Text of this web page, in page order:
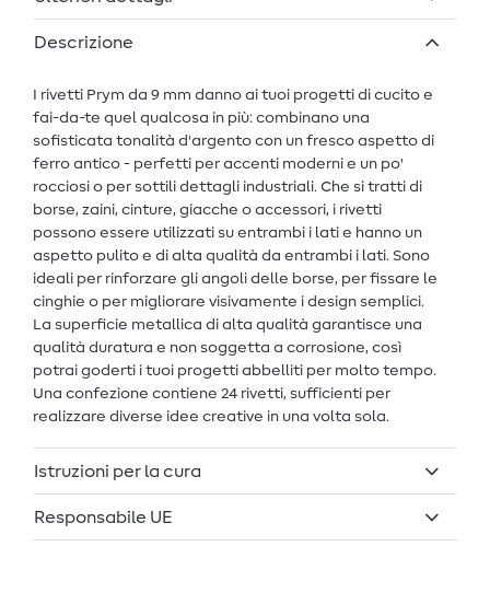
Descrizione
I rivetti Prym da 9 mm danno ai tuoi progetti di cucito e
fai-da-te quel qualcosa in più: combinano una
sofisticata tonalità d'argento con un fresco aspetto di
ferro antico - perfetti per accenti moderni e un po'
rocciosi o per sottili dettagli industriali. Che si tratti di
borse, zaini, cinture, giacche o accessori, i rivetti
possono essere utilizzati su entrambi i lati e hanno un
aspetto pulito e di alta qualità da entrambi i lati. Sono
ideali per rinforzare gli angoli delle borse, per fissare le
cinghie o per migliorare visivamente i design semplici.
La superficie metallica di alta qualità garantisce una
qualità duratura e non soggetta a corrosione, così
potrai goderti i tuoi progetti abbelliti per molto tempo.
Una confezione contiene 24 rivetti, sufficienti per
realizzare diverse idee creative in una volta sola.
Istruzioni per la cura
Responsabile UE